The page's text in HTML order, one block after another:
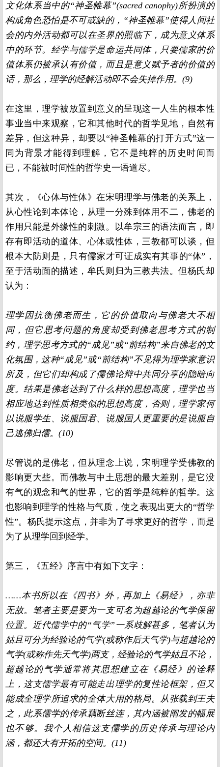
文化体系当中的“神圣帷幕”(sacred canophy)所扮演的
构成角色恐怕是不可或缺的，“神圣帷幕”使得人间社
会的内外活动都可以在圣界的照临下，成为意义体系
中的环节。经学与儒学是命运共同体，只要儒家的价
值体系仍被承认有价值，而且是意义赋予者的价值的
话，那么，理学的经解活动即不会失掉作用。 (9)
在这里，理学被放置到意义的呈现这一人生的根本性
事业当中来观察，它和其他时代的哲学见地，自然有
差异，但这种异，却要以“神圣帷幕的打开方式”这一
同为背景才能得到理解，它不是纯粹的历史时间而
已，不能被时间性的哲学史一语道尽。
其次，《心体与性体》在宋明理学与佛老的关系上，
从心性论到本体论，从理一分殊到体用不二，佛老的
作用只能是外缘性的刺激。以牟宗三的语法而言，即
存有即活动的道体、心体或性体，三教都可以谈，但
根本大防则是，只有儒家才可证成实有其事的“体”，
至于活动面的描述，牟氏则归为三教共法。但杨氏却
认为：
理学因抗衡佛老而生，它的价值取向与佛老大不相
同，但它思考问题的角度却受到佛老思考方式的制
约，理学思考方式的“成见”或“前结构”来自佛老的文
化氛围，这种“成见”或“前结构”不见得为理学家意识
所及，但它们却构成了儒佛论辩中共同分享的隐暗向
度。结果是佛老达到了什么样的思想高度，理学也当
相应地达到性质相类似的思想高度，否则，理学家何
以说服学生、说服国君、说服国人更重要的是说服自
己逃佛归儒。 (10)
尽管说的是佛老，但从理念上说，宋明理学受佛教的
影响更大些。而佛教与中土思想的最大差别，是它没
有气的观念和气的世界，它的哲学是纯粹的哲学。这
也影响到理学的性格与气质，使之表现出更大的“哲学
性”。杨氏提示这点，并非为了寻求更好的哲学，而是
为了从理学回到经学。
第三，《五经》序言中有如下文字：
……本书所以在《四书》外，再加上《易经》，亦非
无故。笔者主要是要为一支可名为超越论的气学保留
位置。近代儒学中的“气学”一系歧解甚多，笔者认为
姑且可分为经验论的气学(或称作后天气学)与超越论的
气学(或称作先天气学)两支，经验论的气学姑且不论，
超越论的气学通常将其思想建立在《易经》的诠释
上，这支儒学最有可能走出理学的复性论框架，但又
能成全理学所追求的全体大用的格局。从张载到王夫
之，此系儒学的传承藕断丝连，其内涵被阐发的幅展
也不够。我个人相信这支儒学的历史传承与理论内
涵，都还大有开拓的空间。 (11)